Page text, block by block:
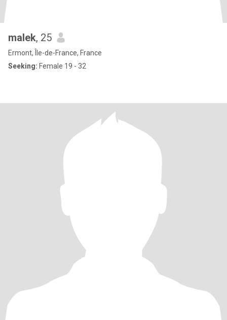
malek, 25
Ermont, Île-de-France, France
Seeking: Female 19 - 32